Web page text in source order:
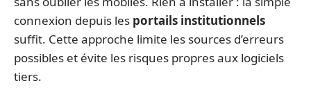
connexion depuis les portails institutionnels
suffit. Cette approche limite les sources d’erreurs
possibles et évite les risques propres aux logiciels
tiers.